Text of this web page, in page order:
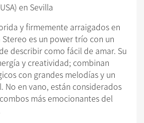
en Sevilla
y firmemente arraigados en
Stereo es un power trío con un
describir como fácil de amar. Su
y creatividad; combinan
con grandes melodías y un
No en vano, están considerados
más emocionantes del